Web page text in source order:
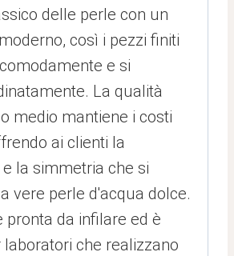
delle perle con un
così i pezzi finiti
e si
La qualità
medio mantiene i costi
ai clienti la
la simmetria che si
vere perle d'acqua dolce.
pronta da infilare ed è
che realizzano